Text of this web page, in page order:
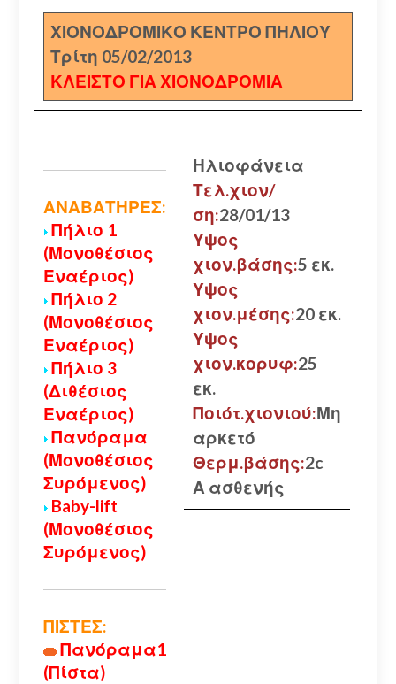
ΧΙΟΝΟΔΡΟΜΙΚΟ ΚΕΝΤΡΟ ΠΗΛΙΟΥ
Τρίτη 05/02/2013
ΚΛΕΙΣΤΟ ΓΙΑ ΧΙΟΝΟΔΡΟΜΙΑ
ΑΝΑΒΑΤΗΡΕΣ:
Πήλιο 1
(Μονοθέσιος
Εναέριος)
Πήλιο 2
(Μονοθέσιος
Εναέριος)
Πήλιο 3
(Διθέσιος
Εναέριος)
Πανόραμα
(Μονοθέσιος
Συρόμενος)
Baby-lift
(Μονοθέσιος
Συρόμενος)
ΠΙΣΤΕΣ:
Πανόραμα1
(Πίστα)
Ηλιοφάνεια
Τελ.χιον/
ση:28/01/13
Υψος
χιον.βάσης:5 εκ.
Υψος
χιον.μέσης:20 εκ.
Υψος
χιον.κορυφ:25
εκ.
Ποιότ.χιονιού:Μη
αρκετό
Θερμ.βάσης:2c
Α ασθενής